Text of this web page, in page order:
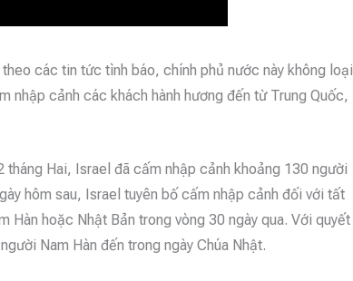
các tin tức tình báo, chính phủ nước này không loại
nhập cảnh các khách hành hương đến từ Trung Quốc,
tháng Hai, Israel đã cấm nhập cảnh khoảng 130 người
hôm sau, Israel tuyên bố cấm nhập cảnh đối với tất
Hàn hoặc Nhật Bản trong vòng 30 ngày qua. Với quyết
Nam Hàn đến trong ngày Chúa Nhật.